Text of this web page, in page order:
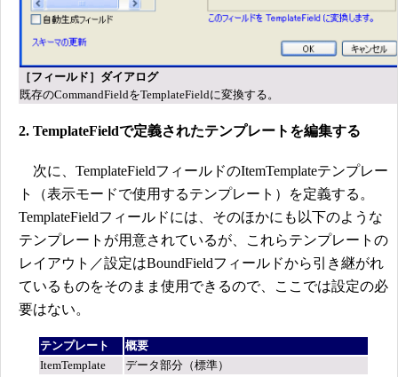
［フィールド］ダイアログ
既存のCommandFieldをTemplateFieldに変換する。
2. TemplateFieldで定義されたテンプレートを編集する
次に、TemplateFieldフィールドのItemTemplateテンプレー
ト（表示モードで使用するテンプレート）を定義する。
TemplateFieldフィールドには、そのほかにも以下のような
テンプレートが用意されているが、これらテンプレートの
レイアウト／設定はBoundFieldフィールドから引き継がれ
ているものをそのまま使用できるので、ここでは設定の必
要はない。
テンプレート
概要
ItemTemplate
データ部分（標準）